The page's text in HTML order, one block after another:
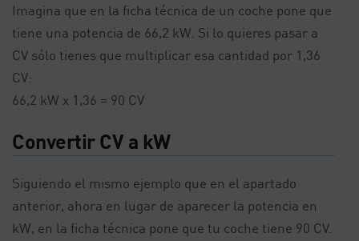
Imagina que en la ficha técnica de un coche pone que
tiene una potencia de 66,2 kW. Si lo quieres pasar a
CV sólo tienes que multiplicar esa cantidad por 1,36
CV:
66,2 kW x 1,36 = 90 CV
Convertir CV a kW
Siguiendo el mismo ejemplo que en el apartado
anterior, ahora en lugar de aparecer la potencia en
kW, en la ficha técnica pone que tu coche tiene 90 CV.